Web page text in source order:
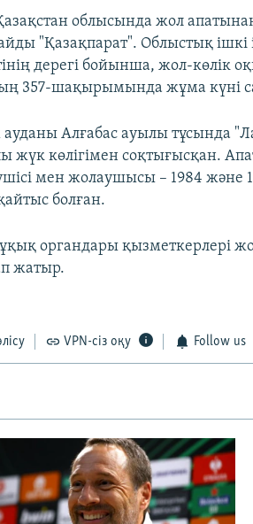
облысында жол
"Қазақпарат". Облыстық ішкі
дерегі бойынша, жол-көлік
357-шақырымында жұма күні
Алғабас ауылы тұсында
жүк көлігімен соқтығысқан.
мен жолаушысы – 1984 және
болған.
органдары қызметкерлері
жатыр.
VPN-сіз оқу Follow us